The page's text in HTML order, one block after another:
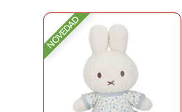
NOVEDAD